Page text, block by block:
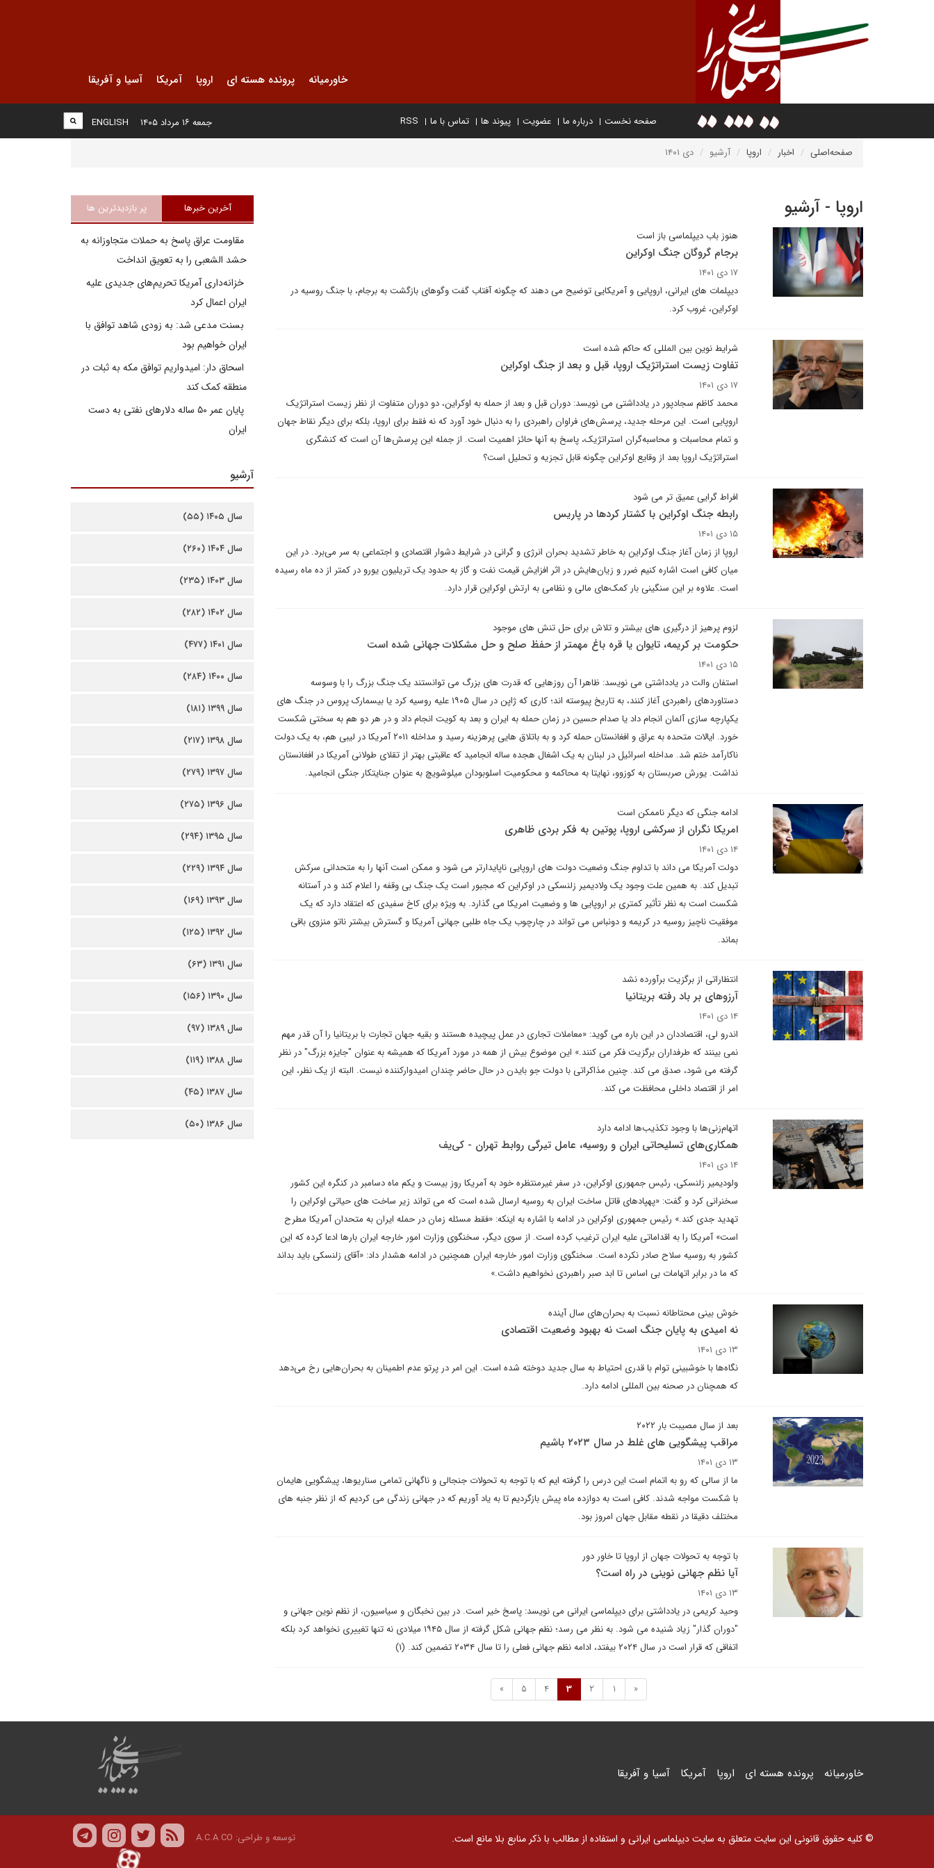
خاورمیانه پرونده هسته ای اروپا آمریکا آسیا و آفریقا
صفحه نخست درباره ما عضویت پیوند ها تماس با ما RSS
ENGLISH جمعه ۱۶ مرداد ۱۴۰۵
صفحه‌اصلی اخبار اروپا آرشیو دی ۱۴۰۱
اروپا - آرشیو
هنوز باب دیپلماسی باز است
برجام گروگان جنگ اوکراین
۱۷ دی ۱۴۰۱
دیپلمات های ایرانی، اروپایی و آمریکایی توضیح می دهند که چگونه آفتاب گفت وگوهای بازگشت به برجام، با جنگ روسیه در
اوکراین، غروب کرد.
شرایط نوین بین المللی که حاکم شده است
تفاوت زیست استراتژیک اروپا، قبل و بعد از جنگ اوکراین
۱۷ دی ۱۴۰۱
محمد کاظم سجادپور در یادداشتی می نویسد: دوران قبل و بعد از حمله به اوکراین، دو دوران متفاوت از نظر زیست استراتژیک
اروپایی است. این مرحله جدید، پرسش‌های فراوان راهبردی را به دنبال خود آورد که نه فقط برای اروپا، بلکه برای دیگر نقاط جهان
و تمام محاسبات و محاسبه‌گران استراتژیک، پاسخ به آنها حائز اهمیت است. از جمله این پرسش‌ها آن است که کنشگری
استراتژیک اروپا بعد از وقایع اوکراین چگونه قابل تجزیه و تحلیل است؟
افراط گرایی عمیق تر می شود
رابطه جنگ اوکراین با کشتار کردها در پاریس
۱۵ دی ۱۴۰۱
اروپا از زمان آغاز جنگ اوکراین به خاطر تشدید بحران انرژی و گرانی در شرایط دشوار اقتصادی و اجتماعی به سر می‌برد. در این
میان کافی است اشاره کنیم ضرر و زیان‌هایش در اثر افزایش قیمت نفت و گاز به حدود یک تریلیون یورو در کمتر از ده ماه رسیده
است. علاوه بر این سنگینی بار کمک‌های مالی و نظامی به ارتش اوکراین قرار دارد.
لزوم پرهیز از درگیری های بیشتر و تلاش برای حل تنش های موجود
حکومت بر کریمه، تایوان یا قره باغ مهمتر از حفظ صلح و حل مشکلات جهانی شده است
۱۵ دی ۱۴۰۱
استفان والت در یادداشتی می نویسد: ظاهرا آن روزهایی که قدرت های بزرگ می توانستند یک جنگ بزرگ را با وسوسه
دستاوردهای راهبردی آغاز کنند، به تاریخ پیوسته اند؛ کاری که ژاپن در سال ۱۹۰۵ علیه روسیه کرد یا بیسمارک پروس در جنگ های
یکپارچه سازی آلمان انجام داد یا صدام حسین در زمان حمله به ایران و بعد به کویت انجام داد و در هر دو هم به سختی شکست
خورد. ایالات متحده به عراق و افغانستان حمله کرد و به باتلاق هایی پرهزینه رسید و مداخله ۲۰۱۱ آمریکا در لیبی هم، به یک دولت
ناکارآمد ختم شد. مداخله اسرائیل در لبنان به یک اشغال هجده ساله انجامید که عاقبتی بهتر از تقلای طولانی آمریکا در افغانستان
نداشت. یورش صربستان به کوزوو، نهایتا به محاکمه و محکومیت اسلوبودان میلوشویچ به عنوان جنایتکار جنگی انجامید.
ادامه جنگی که دیگر ناممکن است
امریکا نگران از سرکشی اروپا، پوتین به فکر بردی ظاهری
۱۴ دی ۱۴۰۱
دولت آمریکا می داند با تداوم جنگ وضعیت دولت های اروپایی ناپایدارتر می شود و ممکن است آنها را به متحدانی سرکش
تبدیل کند. به همین علت وجود یک ولادیمیر زلنسکی در اوکراین که مجبور است یک جنگ بی وقفه را اعلام کند و در آستانه
شکست است به نظر تأثیر کمتری بر اروپایی ها و وضعیت امریکا می گذارد. به ویژه برای کاخ سفیدی که اعتقاد دارد که یک
موفقیت ناچیز روسیه در کریمه و دونباس می تواند در چارچوب یک جاه طلبی جهانی آمریکا و گسترش بیشتر ناتو منزوی باقی
بماند.
انتظاراتی از برگزیت برآورده نشد
آرزوهای بر باد رفته بریتانیا
۱۴ دی ۱۴۰۱
اندرو لی، اقتصاددان در این باره می گوید: «معاملات تجاری در عمل پیچیده هستند و بقیه جهان تجارت با بریتانیا را آن قدر مهم
نمی بینند که طرفداران برگزیت فکر می کنند.» این موضوع بیش از همه در مورد آمریکا که همیشه به عنوان "جایزه بزرگ" در نظر
گرفته می شود، صدق می کند. چنین مذاکراتی با دولت جو بایدن در حال حاضر چندان امیدوارکننده نیست. البته از یک نظر، این
امر از اقتصاد داخلی محافظت می کند.
اتهام‌زنی‌ها با وجود تکذیب‌ها ادامه دارد
همکاری‌های تسلیحاتی ایران و روسیه، عامل تیرگی روابط تهران - کی‌یف
۱۴ دی ۱۴۰۱
ولودیمیر زلنسکی، رئیس جمهوری اوکراین، در سفر غیرمنتظره خود به آمریکا روز بیست و یکم ماه دسامبر در کنگره این کشور
سخنرانی کرد و گفت: «پهپادهای قاتل ساخت ایران به روسیه ارسال شده است که می تواند زیر ساخت های حیاتی اوکراین را
تهدید جدی کند.»‌ رئیس جمهوری اوکراین در ادامه با اشاره به اینکه: «فقط مسئله زمان در حمله ایران به متحدان آمریکا مطرح
است»‌ آمریکا را به اقداماتی علیه ایران ترغیب کرده است. از سوی دیگر، سخنگوی وزارت امور خارجه ایران بارها ادعا کرده که این
کشور به روسیه سلاح صادر نکرده است. سخنگوی وزارت امور خارجه ایران همچنین در ادامه هشدار داد: «آقای زلنسکی باید بداند
که ما در برابر اتهامات بی اساس تا ابد صبر راهبردی نخواهیم داشت.»
خوش بینی محتاطانه نسبت به بحران‌های سال آینده
نه امیدی به پایان جنگ است نه بهبود وضعیت اقتصادی
۱۳ دی ۱۴۰۱
نگاه‌ها با خوشبینی توام با قدری احتیاط به سال جدید دوخته شده است. این امر در پرتو عدم اطمینان به بحران‌هایی رخ می‌دهد
که همچنان در صحنه بین المللی ادامه دارد.
بعد از سال مصیبت بار ۲۰۲۲
مراقب پیشگویی های غلط در سال ۲۰۲۳ باشیم
۱۳ دی ۱۴۰۱
ما از سالی که رو به اتمام است این درس را گرفته ایم که با توجه به تحولات جنجالی و ناگهانی تمامی سناریوها، پیشگویی هایمان
با شکست مواجه شدند. کافی است به دوازده ماه پیش بازگردیم تا به یاد آوریم که در جهانی زندگی می کردیم که از نظر جنبه های
مختلف دقیقا در نقطه مقابل جهان امروز بود.
با توجه به تحولات جهان از اروپا تا خاور دور
آیا نظم جهانی نوینی در راه است؟
۱۳ دی ۱۴۰۱
وحید کریمی در یادداشتی برای دیپلماسی ایرانی می نویسد: پاسخ خیر است. در بین نخبگان و سیاسیون، از نظم نوین جهانی و
"دوران گذار" زیاد شنیده می شود. به نظر می رسد؛ نظم جهانی شکل گرفته از سال ۱۹۴۵ میلادی نه تنها تغییری نخواهد کرد بلکه
اتفاقی که قرار است در سال ۲۰۲۴ بیفتد، ادامه نظم جهانی فعلی را تا سال ۲۰۳۴ تضمین کند. (۱)
«
1
2
3
4
5
»
آخرین خبرها پر بازدیدترین ها
مقاومت عراق پاسخ به حملات متجاوزانه به
حشد الشعبی را به تعویق انداخت
خزانه‌داری آمریکا تحریم‌های جدیدی علیه
ایران اعمال کرد
بسنت مدعی شد: به زودی شاهد توافق با
ایران خواهیم بود
اسحاق دار: امیدواریم توافق مکه به ثبات در
منطقه کمک کند
پایان عمر ۵۰ ساله دلارهای نفتی به دست
ایران
آرشیو
سال ۱۴۰۵ (۵۵)
سال ۱۴۰۴ (۲۶۰)
سال ۱۴۰۳ (۲۳۵)
سال ۱۴۰۲ (۲۸۲)
سال ۱۴۰۱ (۴۷۷)
سال ۱۴۰۰ (۲۸۴)
سال ۱۳۹۹ (۱۸۱)
سال ۱۳۹۸ (۲۱۷)
سال ۱۳۹۷ (۲۷۹)
سال ۱۳۹۶ (۲۷۵)
سال ۱۳۹۵ (۲۹۴)
سال ۱۳۹۴ (۲۲۹)
سال ۱۳۹۳ (۱۶۹)
سال ۱۳۹۲ (۱۲۵)
سال ۱۳۹۱ (۶۳)
سال ۱۳۹۰ (۱۵۶)
سال ۱۳۸۹ (۹۷)
سال ۱۳۸۸ (۱۱۹)
سال ۱۳۸۷ (۴۵)
سال ۱۳۸۶ (۵۰)
خاورمیانه پرونده هسته ای اروپا آمریکا آسیا و آفریقا
© کلیه حقوق قانونی این سایت متعلق به سایت دیپلماسی ایرانی و استفاده از مطالب با ذکر منابع بلا مانع است. توسعه و طراحی: A.C.A CO